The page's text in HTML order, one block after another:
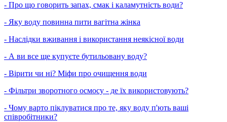
- Про що говорить запах, смак і каламутність води?
- Яку воду повинна пити вагітна жінка
- Наслідки вживання і використання неякісної води
- А ви все ще купуєте бутильовану воду?
- Вірити чи ні? Міфи про очищення води
- Фільтри зворотного осмосу - де їх використовують?
- Чому варто піклуватися про те, яку воду п'ють ваші
співробітники?